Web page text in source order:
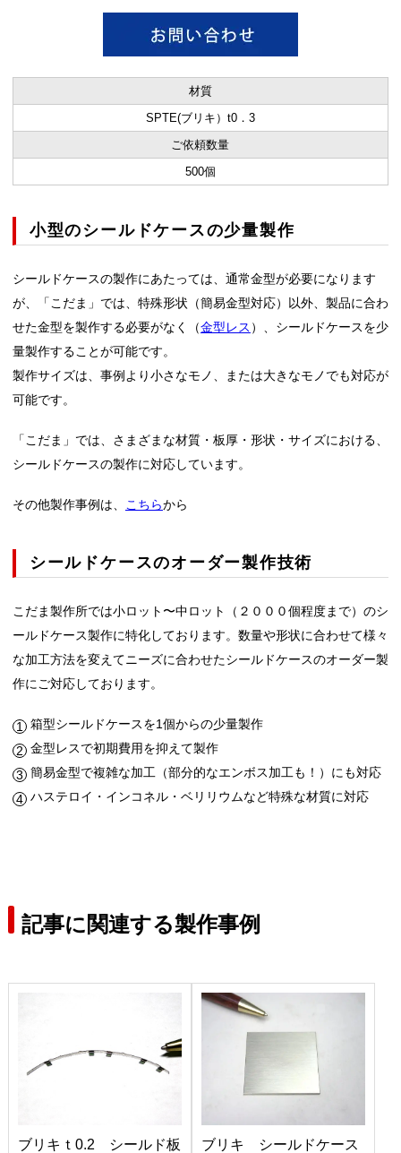
材質
SPTE(ブリキ）t0．3
ご依頼数量
500個
小型のシールドケースの少量製作
シールドケースの製作にあたっては、通常金型が必要になります
が、
「こだま」では、特殊形状（簡易金型対応）以外、製品に合わ
せた金型を製作する必要がなく（金型レス ）、シールドケースを少
量製作することが可能です。
製作サイズは、事例より小さなモノ、または大きなモノでも対応が
可能です。
「こだま」では、さまざまな材質・板厚・形状・サイズにおける、
シールドケースの製作に対応しています。
その他製作事例は、 こちらから
シールドケースのオーダー製作技術
こだま製作所では小ロット〜中ロット（２０００個程度まで）のシ
ールドケース製作に特化しております。数量や形状に合わせて様々
な加工方法を変えてニーズに合わせたシールドケースのオーダー製
作にご対応しております。
箱型シールドケースを1個からの少量製作
金型レスで初期費用を抑えて製作
簡易金型で複雑な加工（部分的なエンボス加工も！）にも対応
ハステロイ・インコネル・ベリリウムなど特殊な材質に対応
記事に関連する製作事例
ブリキｔ0.2 シールド板
ブリキ シールドケース